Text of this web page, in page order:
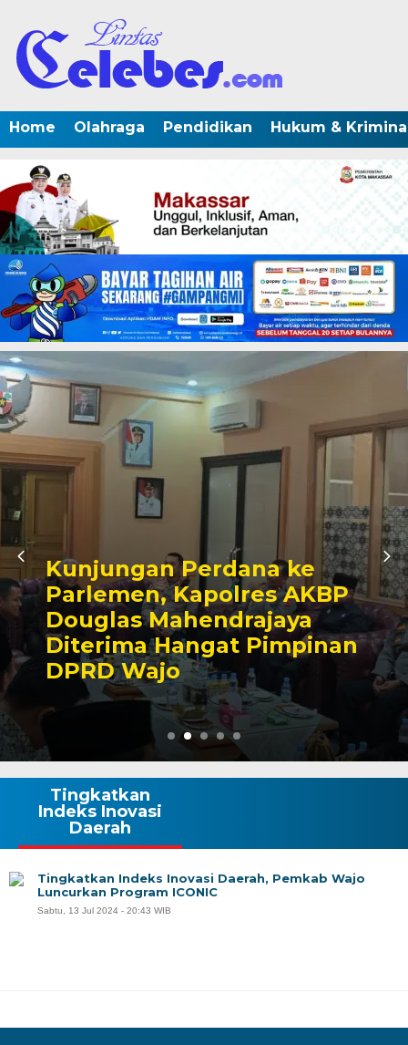
Home Olahraga Pendidikan Hukum &
ke
AKBP
Pimpinan
Awali Tugas
Kabagbinkar,
Taherong
Kebersihan
Demi
Tingkatkan
Indeks Inovasi
Daerah
Tingkatkan Indeks Inovasi Daerah, Pemkab Wajo
Luncurkan Program ICONIC
Sabtu, 13 Jul 2024 - 20:43 WIB